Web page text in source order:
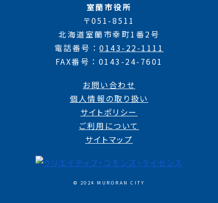
室蘭市役所
〒051-8511
北海道室蘭市幸町1番2号
電話番号
0143-22-1111
FAX番号
0143-24-7601
お問い合わせ
個人情報の取り扱い
サイトポリシー
ご利用について
サイトマップ
© 2024 MURORAN CITY